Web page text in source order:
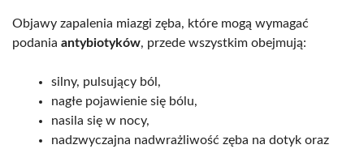
Objawy zapalenia miazgi zęba, które mogą wymagać
podania antybiotyków, przede wszystkim obejmują:
silny, pulsujący ból,
nagłe pojawienie się bólu,
nasila się w nocy,
nadzwyczajna nadwrażliwość zęba na dotyk oraz